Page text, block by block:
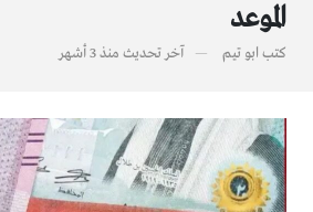
الموعد
كتب ابو تيم آخر تحديث منذ 3 أشهر